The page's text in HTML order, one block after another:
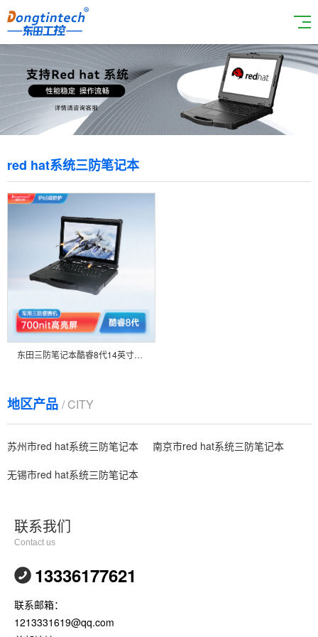
red hat系统三防笔记本
东田三防笔记本酷睿8代14英寸高清便携主机电脑 DT-14S
地区产品 / CITY
苏州市red hat系统三防笔记本
南京市red hat系统三防笔记本
无锡市red hat系统三防笔记本
联系我们
Contact us
13336177621
联系邮箱：
1213331619@qq.com